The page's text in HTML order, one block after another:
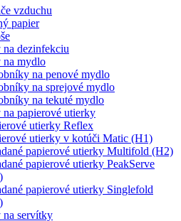
vzduchu
papier
na dezinfekciu
na mydlo
na penové mydlo
na sprejové mydlo
na tekuté mydlo
na papierové utierky
utierky Reflex
utierky v kotúči Matic (H1)
papierové utierky Multifold (H2)
papierové utierky PeakServe
papierové utierky Singlefold
na servítky